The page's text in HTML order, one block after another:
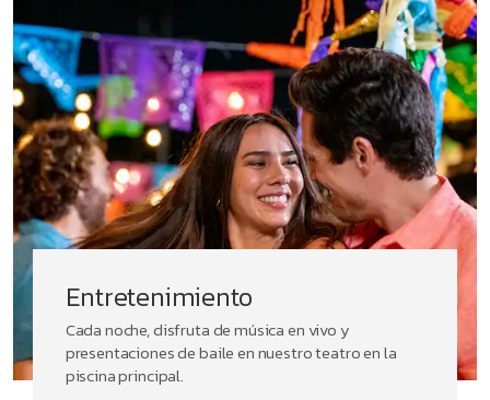
Entretenimiento
Cada noche, disfruta de música en vivo y
presentaciones de baile en nuestro teatro en la
piscina principal.